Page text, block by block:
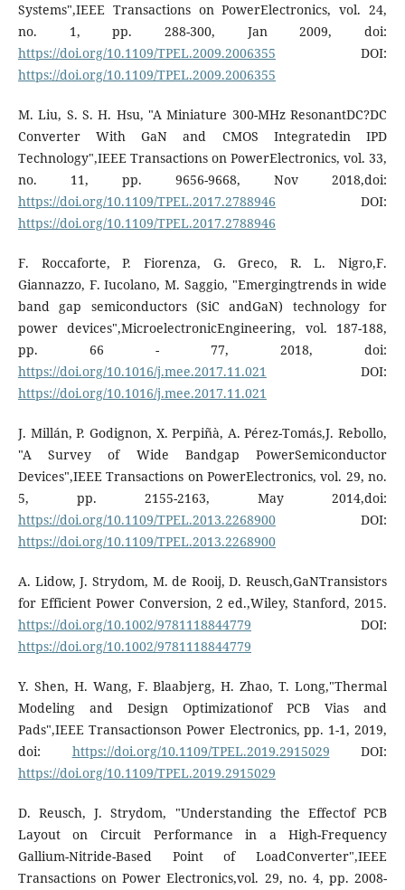
Systems",IEEE Transactions on PowerElectronics, vol. 24,
no. 1, pp. 288-300, Jan 2009, doi:
https://doi.org/10.1109/TPEL.2009.2006355 DOI:
https://doi.org/10.1109/TPEL.2009.2006355
M. Liu, S. S. H. Hsu, "A Miniature 300-MHz ResonantDC?DC
Converter With GaN and CMOS Integratedin IPD
Technology",IEEE Transactions on PowerElectronics, vol. 33,
no. 11, pp. 9656-9668, Nov 2018,doi:
https://doi.org/10.1109/TPEL.2017.2788946 DOI:
https://doi.org/10.1109/TPEL.2017.2788946
F. Roccaforte, P. Fiorenza, G. Greco, R. L. Nigro,F.
Giannazzo, F. Iucolano, M. Saggio, "Emergingtrends in wide
band gap semiconductors (SiC andGaN) technology for
power devices",MicroelectronicEngineering, vol. 187-188,
pp. 66 - 77, 2018, doi:
https://doi.org/10.1016/j.mee.2017.11.021 DOI:
https://doi.org/10.1016/j.mee.2017.11.021
J. Millán, P. Godignon, X. Perpiñà, A. Pérez-Tomás,J. Rebollo,
"A Survey of Wide Bandgap PowerSemiconductor
Devices",IEEE Transactions on PowerElectronics, vol. 29, no.
5, pp. 2155-2163, May 2014,doi:
https://doi.org/10.1109/TPEL.2013.2268900DOI:
https://doi.org/10.1109/TPEL.2013.2268900
A. Lidow, J. Strydom, M. de Rooij, D. Reusch,GaNTransistors
for Efficient Power Conversion, 2 ed.,Wiley, Stanford, 2015.
https://doi.org/10.1002/9781118844779 DOI:
https://doi.org/10.1002/9781118844779
Y. Shen, H. Wang, F. Blaabjerg, H. Zhao, T. Long,"Thermal
Modeling and Design Optimizationof PCB Vias and
Pads",IEEE Transactionson Power Electronics, pp. 1-1, 2019,
doi: https://doi.org/10.1109/TPEL.2019.2915029 DOI:
https://doi.org/10.1109/TPEL.2019.2915029
D. Reusch, J. Strydom, "Understanding the Effectof PCB
Layout on Circuit Performance in a High-Frequency
Gallium-Nitride-Based Point of LoadConverter",IEEE
Transactions on Power Electronics,vol. 29, no. 4, pp. 2008-